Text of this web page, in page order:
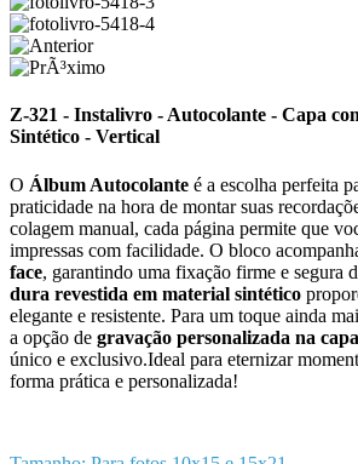
Z-321 - Instalivro - Autocolante - Capa
Sintético - Vertical
O Álbum Autocolante é a escolha perfeita
praticidade na hora de montar suas
colagem manual, cada página permite que
impressas com facilidade. O bloco
face, garantindo uma fixação firme e segura
dura revestida em material sintético
elegante e resistente. Para um toque ainda
a opção de gravação personalizada na capa
único e exclusivo.Ideal para eternizar
forma prática e personalizada!